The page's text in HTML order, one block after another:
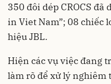
350 đôi dép CROCS đã
in Viet Nam”; 08 chiếc
hiệu JBL.
Hiện các vụ việc đang
làm rõ để xử lý nghiêm